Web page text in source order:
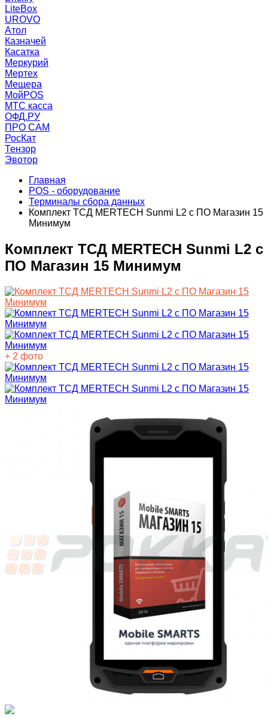
LiteBox
UROVO
Атол
Казначей
Касатка
Меркурий
Мертех
Мещера
МойPOS
МТС касса
ОФД.РУ
ПРО САМ
РосКат
Тензор
Эвотор
Главная
POS - оборудование
Терминалы сбора данных
Комплект ТСД MERTECH Sunmi L2 с ПО Магазин 15
Минимум
Комплект ТСД MERTECH Sunmi L2 с
ПО Магазин 15 Минимум
+ 2 фото